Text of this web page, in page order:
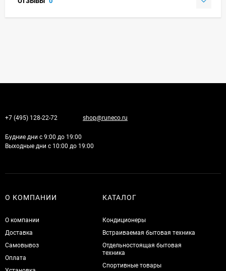
+7 (495) 128-22-72 shop@runeco.ru
Будние дни с 9:00 до 19:00
Выходные дни с 10:00 до 19:00
О КОМПАНИИ
О компании
Доставка
Самовывоз
Оплата
КАТАЛОГ
Кондиционеры
Встраиваемая бытовая техника
Отдельностоящая бытовая
техника
Спортивные товары